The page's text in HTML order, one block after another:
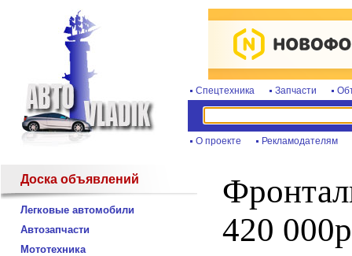
Спецтехника Запчасти
О проекте Рекламодателям
Доска объявлений
Легковые автомобили
Автозапчасти
Мототехника
420